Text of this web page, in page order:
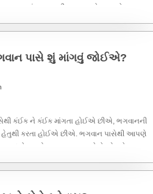
મા-બાપની, ભણવા માટે સ્કૂલ કે
પાસે શું માંગવું જોઈએ?
કંઈક ને કંઈક માંગતા હોઈએ છીએ, ભગવાનની
હેતુથી કરતા હોઈએ છીએ. ભગવાન પાસેથી આપણે
આધારે ભક્તોના ચાર પ્રકાર પડે છે.એક છે
જ